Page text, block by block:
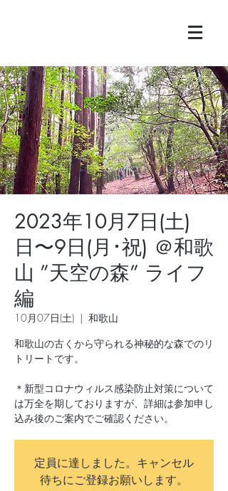
2023年10月7日(土)
日〜9日(月･祝) ＠和歌
山 ”天空の森” ライフ
編
10月07日(土)
  |
和歌山
和歌山の古くから守られる神秘的な森でのリ
トリートです。
＊新型コロナウィルス感染防止対策について
は万全を期しておりますが、詳細は参加申し
込み後のご案内でご確認ください。
定員に達しました。キャンセル
待ちにご登録お願いします。